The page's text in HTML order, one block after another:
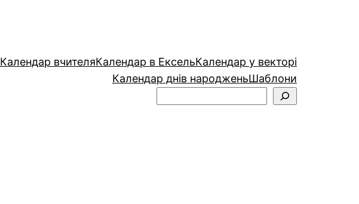
Календар вчителяКалендар в ЕксельКалендар у векторі
Календар днів народженьШаблони